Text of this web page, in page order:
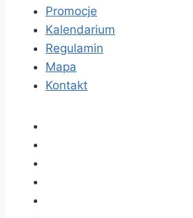
Promocje
Kalendarium
Regulamin
Mapa
Kontakt